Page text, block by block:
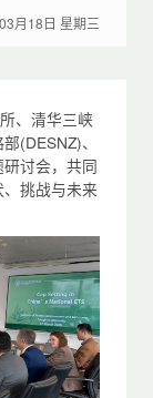
月18日 星期三
、清华三峡
(DESNZ)、
讨会，共同
挑战与未来